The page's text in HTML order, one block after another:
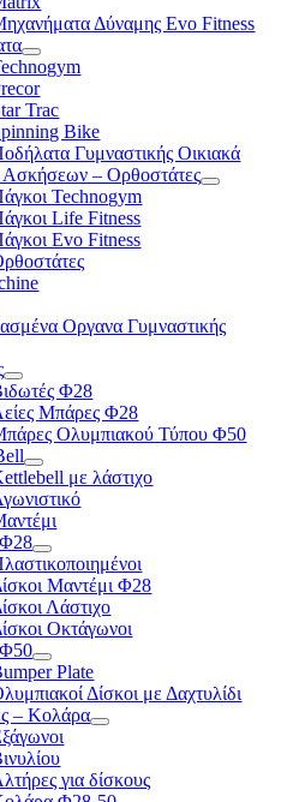
Δύναμης Evo Fitness
Trac
Bike
Γυμναστικής Οικιακά
Ασκήσεων – Ορθοστάτες
Technogym
Life Fitness
Evo Fitness
Οργανα Γυμναστικής
Φ28
Μπάρες Φ28
Ολυμπιακού Τύπου Φ50
με λάστιχο
Φ28
Μαντέμι Φ28
Λάστιχο
Οκτάγωνοι
Φ50
Plate
Δίσκοι με Δαχτυλίδι
– Κολάρα
για δίσκους